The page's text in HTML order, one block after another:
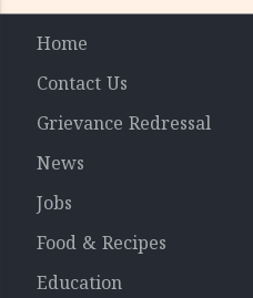
Home
Contact Us
Grievance Redressal
News
Jobs
Food & Recipes
Education